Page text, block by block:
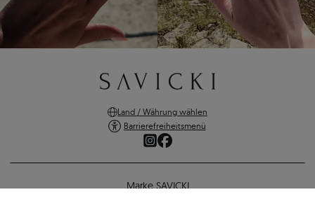
Land / Währung wählen
Barrierefreiheitsmenü
Marke SAVICKI